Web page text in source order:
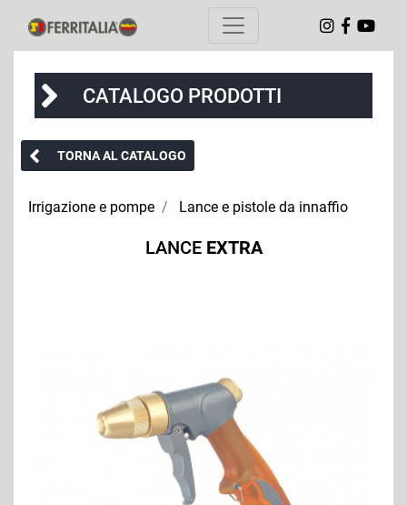
CATALOGO PRODOTTI
TORNA AL CATALOGO
Irrigazione e pompe Lance e pistole da innaffio
LANCE EXTRA